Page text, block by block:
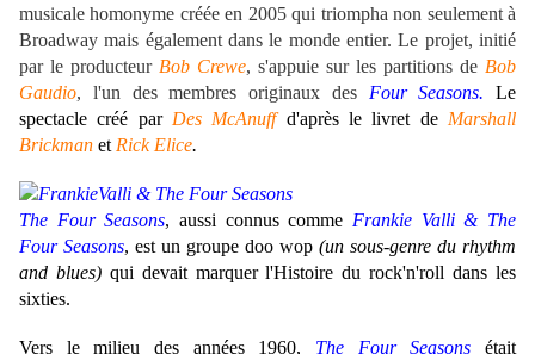
musicale homonyme créée en 2005 qui triompha non seulement à
Broadway mais également dans le monde entier. Le projet, initié
par le producteur Bob Crewe, s'appuie sur les partitions de Bob
Gaudio, l'un des membres originaux des Four Seasons.
Le
spectacle créé par Des McAnuffd'après le livret de Marshall
Brickman et Rick Elice.
The Four Seasons, aussi connus comme Frankie Valli & The
Four Seasons, est un groupe doo wop (un sous-genre du rhythm
and blues) qui devait marquer l'Histoire du rock'n'roll dans les
sixties.
Vers le milieu des années 1960, The Four Seasons était